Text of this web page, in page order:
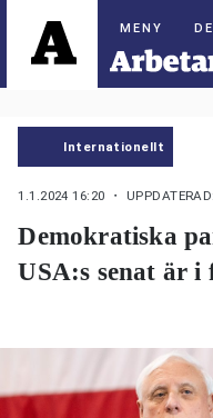
Internationellt
1.1.2024 16:20 ・
Demokratiska
USA:s senat är i